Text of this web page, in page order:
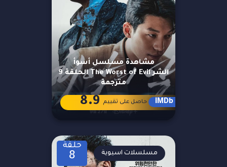
مشاهدة مسلسل أسوأ
الشر The Worst of Evil الحلقة 9
مترجمة
IMDb حاصل على تقييم 8.9
حلقة
8 مسلسلات اسيوية